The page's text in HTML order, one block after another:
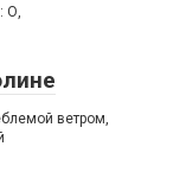
О,
ветром,